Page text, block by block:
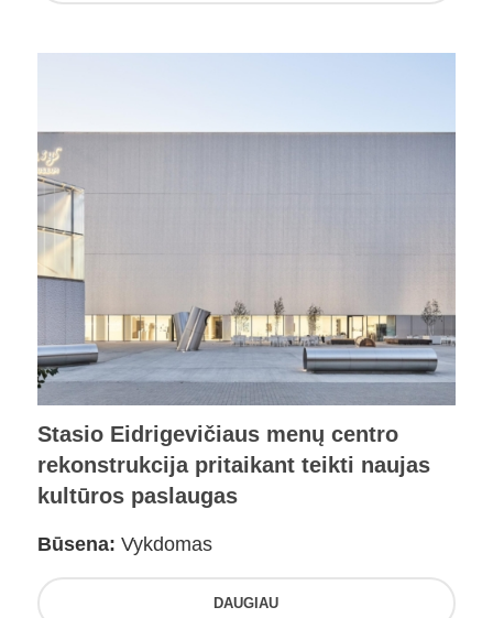
Stasio Eidrigevičiaus menų centro
rekonstrukcija pritaikant teikti naujas
kultūros paslaugas
Būsena: Vykdomas
DAUGIAU